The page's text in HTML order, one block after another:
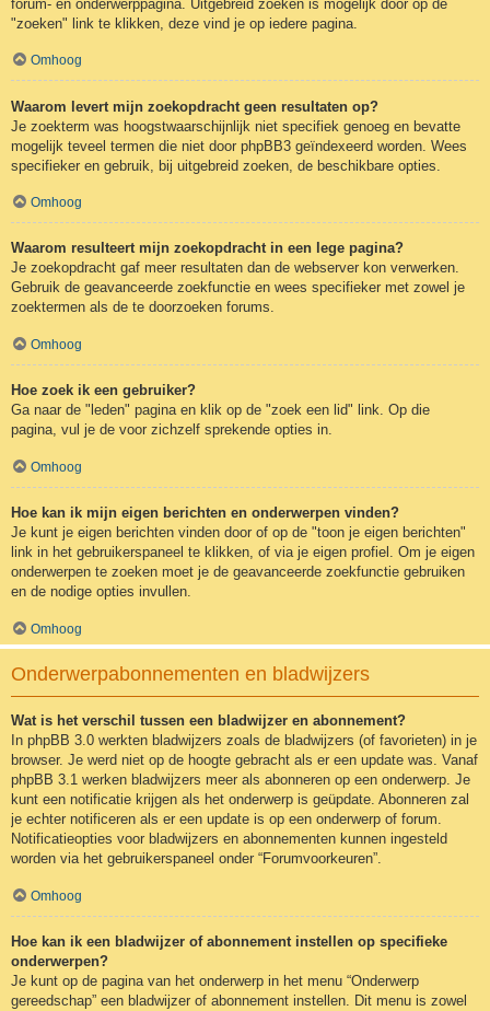
forum- en onderwerppagina. Uitgebreid zoeken is mogelijk door op de
"zoeken" link te klikken, deze vind je op iedere pagina.
Omhoog
Waarom levert mijn zoekopdracht geen resultaten op?
Je zoekterm was hoogstwaarschijnlijk niet specifiek genoeg en bevatte
mogelijk teveel termen die niet door phpBB3 geïndexeerd worden. Wees
specifieker en gebruik, bij uitgebreid zoeken, de beschikbare opties.
Omhoog
Waarom resulteert mijn zoekopdracht in een lege pagina?
Je zoekopdracht gaf meer resultaten dan de webserver kon verwerken.
Gebruik de geavanceerde zoekfunctie en wees specifieker met zowel je
zoektermen als de te doorzoeken forums.
Omhoog
Hoe zoek ik een gebruiker?
Ga naar de "leden" pagina en klik op de "zoek een lid" link. Op die
pagina, vul je de voor zichzelf sprekende opties in.
Omhoog
Hoe kan ik mijn eigen berichten en onderwerpen vinden?
Je kunt je eigen berichten vinden door of op de "toon je eigen berichten"
link in het gebruikerspaneel te klikken, of via je eigen profiel. Om je eigen
onderwerpen te zoeken moet je de geavanceerde zoekfunctie gebruiken
en de nodige opties invullen.
Omhoog
Onderwerpabonnementen en bladwijzers
Wat is het verschil tussen een bladwijzer en abonnement?
In phpBB 3.0 werkten bladwijzers zoals de bladwijzers (of favorieten) in je
browser. Je werd niet op de hoogte gebracht als er een update was. Vanaf
phpBB 3.1 werken bladwijzers meer als abonneren op een onderwerp. Je
kunt een notificatie krijgen als het onderwerp is geüpdate. Abonneren zal
je echter notificeren als er een update is op een onderwerp of forum.
Notificatieopties voor bladwijzers en abonnementen kunnen ingesteld
worden via het gebruikerspaneel onder “Forumvoorkeuren”.
Omhoog
Hoe kan ik een bladwijzer of abonnement instellen op specifieke
onderwerpen?
Je kunt op de pagina van het onderwerp in het menu “Onderwerp
gereedschap” een bladwijzer of abonnement instellen. Dit menu is zowel